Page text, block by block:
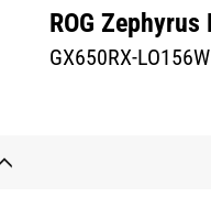
ROG
GX650RX-LO156W